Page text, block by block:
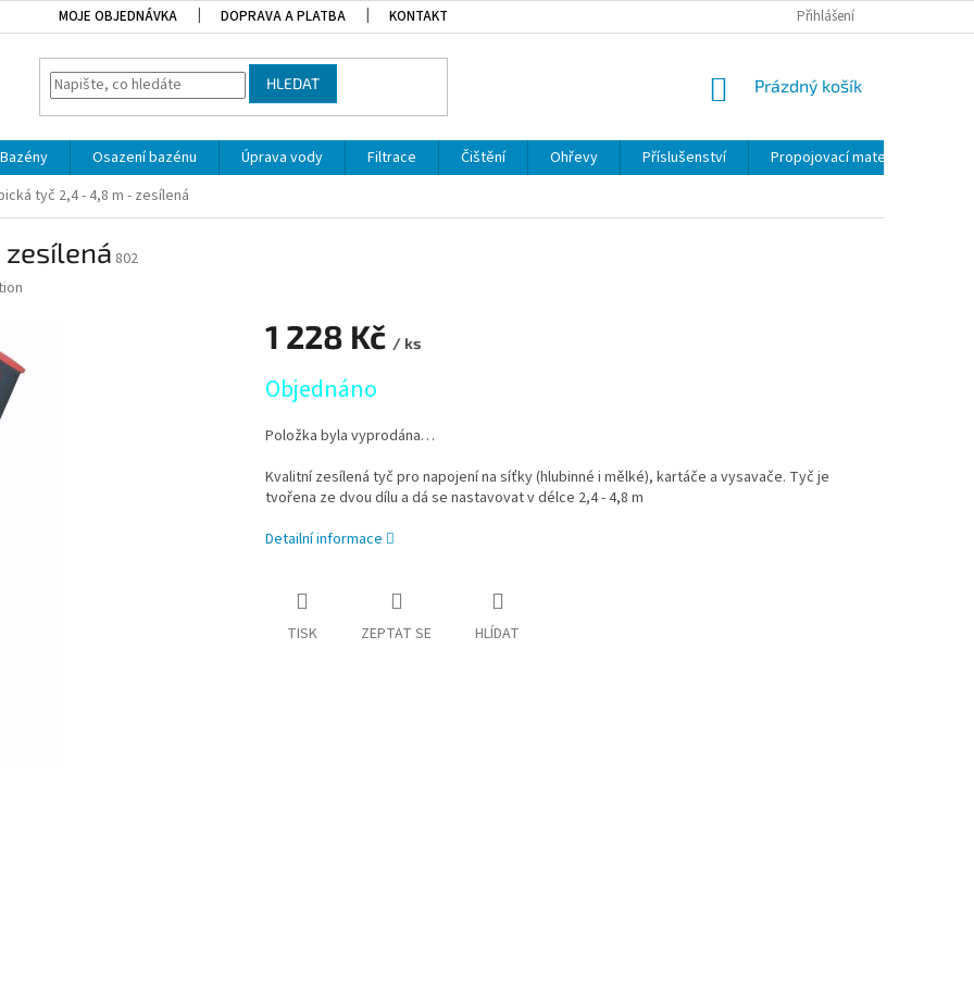
MOJE OBJEDNÁVKA DOPRAVA A PLATBA KONTAKT VŠEOBECNÉ OBCHODNÍ PODMÍNKY
Přihlášení
HLEDAT NÁKUPNÍ KOŠÍK
Prázdný košík
Bazény Osazení bazénu Úprava vody Filtrace Čištění Ohřevy Příslušenství Propojovací materiál
tyč 2,4 - 4,8 m - zesílená
802
1 228 Kč / ks
Objednáno
Položka byla vyprodána…
Kvalitní zesílená tyč pro napojení na síťky (hlubinné i mělké), kartáče a vysavače. Tyč je
tvořena ze dvou dílu a dá se nastavovat v délce 2,4 - 4,8 m
Detailní informace
TISK ZEPTAT SE HLÍDAT